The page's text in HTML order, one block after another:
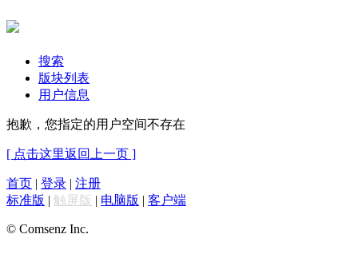
搜索
版块列表
用户信息
抱歉，您指定的用户空间不存在
[ 点击这里返回上一页 ]
首页 | 登录 | 注册
标准版 | 触屏版 | 电脑版 | 客户端
© Comsenz Inc.